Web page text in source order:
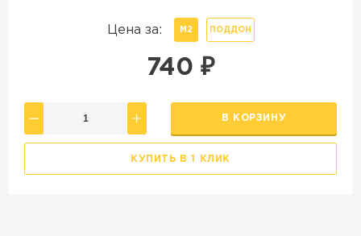
Цена за: М2 ПОДДОН
740 ₽
В КОРЗИНУ
КУПИТЬ В 1 КЛИК